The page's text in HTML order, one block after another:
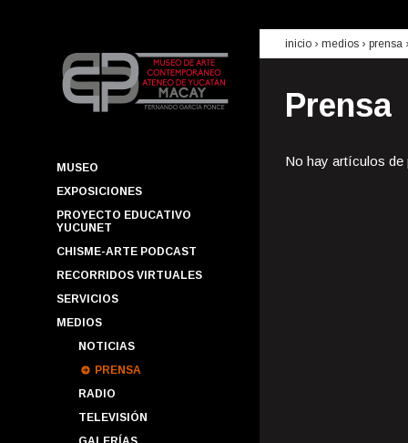
MUSEO
EXPOSICIONES
PROYECTO EDUCATIVO
YUCUNET
CHISME-ARTE PODCAST
RECORRIDOS VIRTUALES
SERVICIOS
MEDIOS
NOTICIAS
PRENSA
RADIO
TELEVISIÓN
inicio › medios › prensa
Prensa
No hay artículos de